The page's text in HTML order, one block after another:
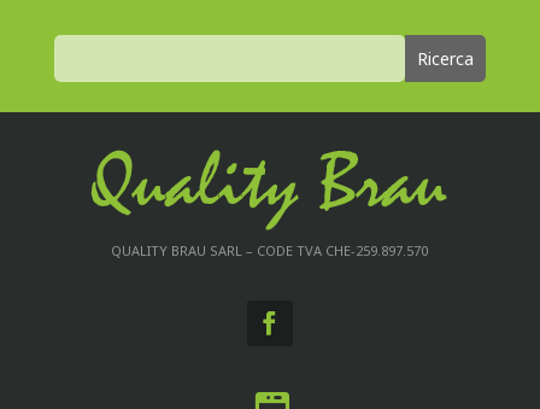
QUALITY BRAU SARL – CODE TVA CHE-259.897.570